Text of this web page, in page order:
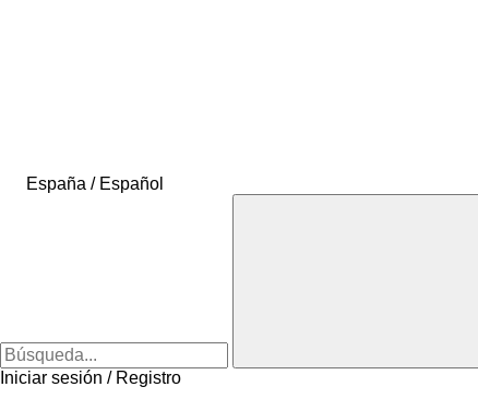
España / Español
Iniciar sesión / Registro